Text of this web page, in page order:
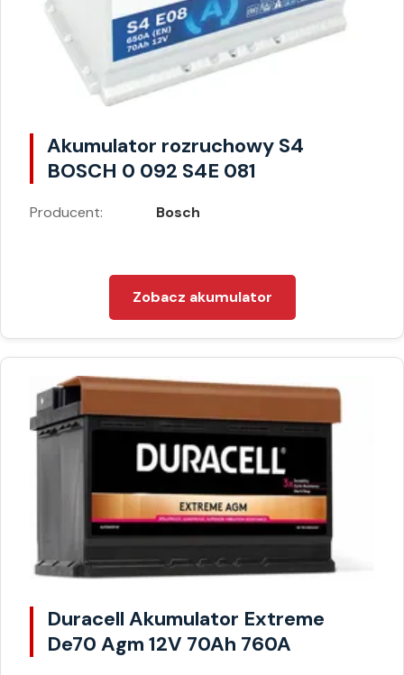
Akumulator rozruchowy S4
BOSCH 0 092 S4E 081
Producent: Bosch
Zobacz akumulator
Duracell Akumulator Extreme
De70 Agm 12V 70Ah 760A